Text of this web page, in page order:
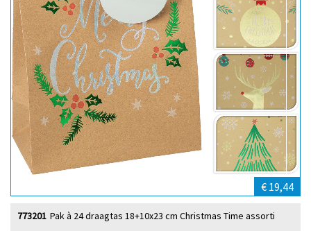
€ 19,44
Pak à 24 draagtas 18+10x23 cm Christmas Time assorti
773201